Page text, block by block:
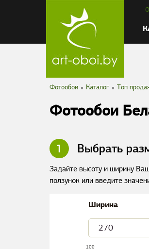
Фотообои » Каталог » Tоп
Фотообои
1 Выбрать
Задайте высоту и ширину
ползунок или введите
Ширина
100